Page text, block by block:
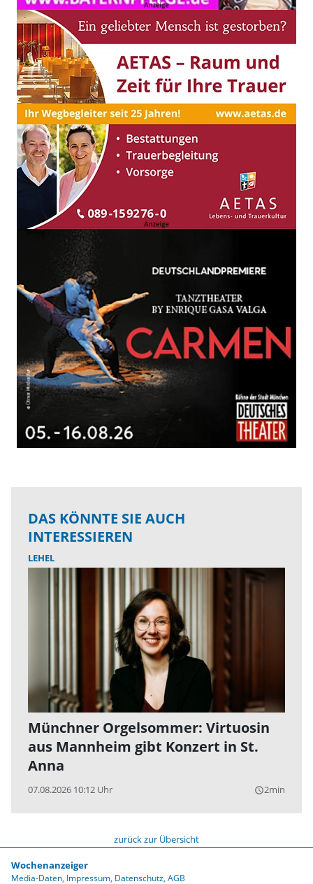
DAS KÖNNTE SIE AUCH
INTERESSIEREN
LEHEL
Münchner Orgelsommer: Virtuosin
aus Mannheim gibt Konzert in St.
Anna
07.08.2026 10:12 Uhr query_builder2min
zurück zur Übersicht
Wochenanzeiger
Media-Daten Impressum Datenschutz AGB